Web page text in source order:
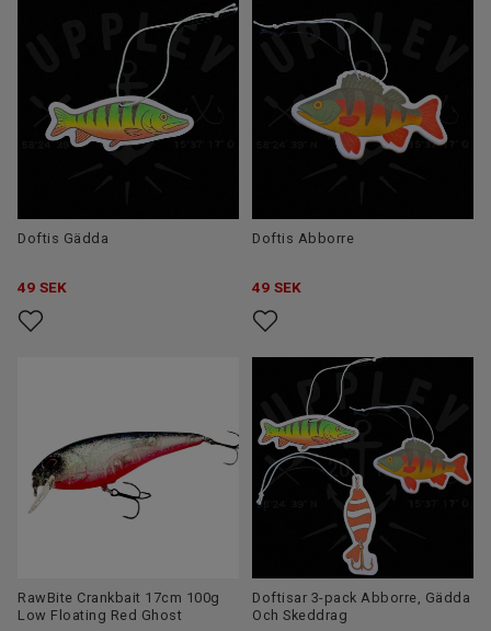
Doftis Gädda
49 SEK
Doftis Abborre
49 SEK
RawBite Crankbait 17cm 100g
Low Floating Red Ghost
Doftisar 3-pack Abborre, Gädda
Och Skeddrag